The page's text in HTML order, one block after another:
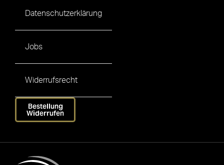
Datenschutzerklärung
Jobs
Widerrufsrecht
Bestellung
Widerrufen